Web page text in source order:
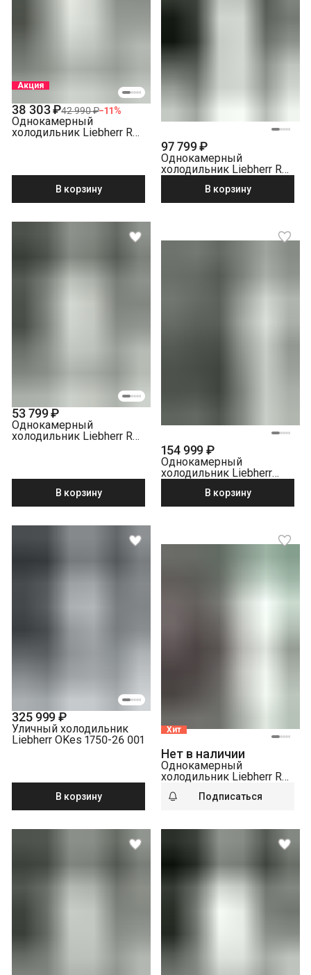
Акция
38 303 ₽42 990 ₽−11%
Однокамерный
холодильник Liebherr Re
В корзину
97 799 ₽
Однокамерный
холодильник Liebherr Rd
В корзину
53 799 ₽
Однокамерный
холодильник Liebherr Re
В корзину
154 999 ₽
Однокамерный
холодильник Liebherr
В корзину
325 999 ₽
Уличный холодильник
Liebherr OKes 1750-26 001
В корзину
Хит
Нет в наличии
Однокамерный
холодильник Liebherr Rd
Подписаться